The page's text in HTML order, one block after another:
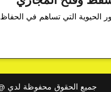
التي تساهم في
جميع الحقوق محفوظة لدي @